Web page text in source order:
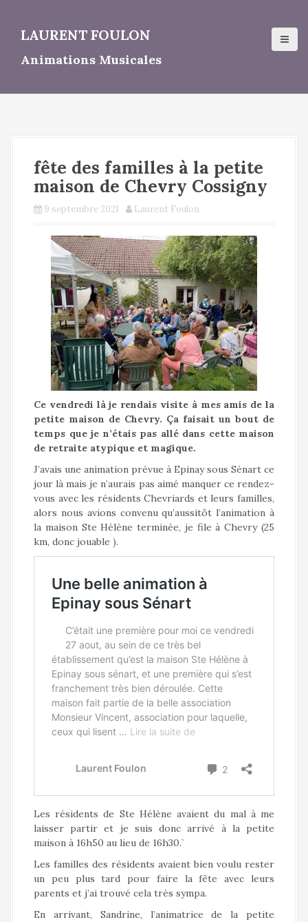
u
LAURENT FOULON
Animations Musicales
fête des familles à la petite
maison de Chevry Cossigny
9 septembre 2021 Laurent Foulon
Ce vendredi là je rendais visite à mes amis de la
petite maison de Chevry. Ça faisait un bout de
temps que je n’étais pas allé dans cette maison
de retraite atypique et magique.
J’avais une animation prévue à Epinay sous Sénart ce
jour là mais je n’aurais pas aimé manquer ce rendez-
vous avec les résidents Chevriards et leurs familles,
alors nous avions convenu qu’aussitôt l’animation à
la maison Ste Hélène terminée, je file à Chevry (25
km, donc jouable ).
Les résidents de Ste Hélène avaient du mal à me
laisser partir et je suis donc arrivé à la petite
maison à 16h50 au lieu de 16h30.`
Les familles des résidents avaient bien voulu rester
un peu plus tard pour faire la fête avec leurs
parents et j’ai trouvé cela très sympa.
En arrivant, Sandrine, l’animatrice de la petite